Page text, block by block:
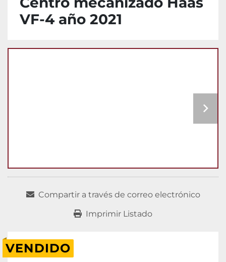
VF-4 año 2021
Compartir a través de correo electrónico
Imprimir Listado
VENDIDO